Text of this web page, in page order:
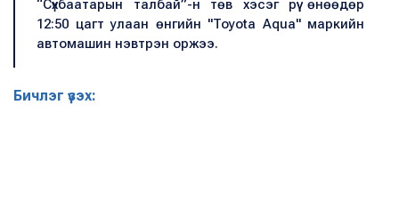
“Сүхбаатарын талбай”-н төв хэсэг рүү өнөөдөр
12:50 цагт улаан өнгийн "Toyota Aqua" маркийн
автомашин нэвтрэн оржээ.
Бичлэг үзэх: